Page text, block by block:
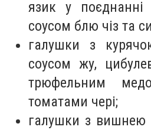
язик у
соусом блю чіз та
галушки з
соусом жу,
трюфельним
томатами чері;
галушки з